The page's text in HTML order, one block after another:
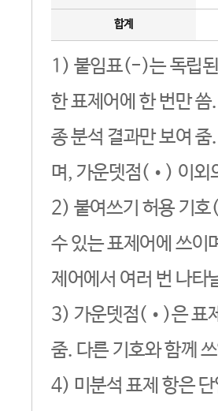
합계
1) 붙임표(-)는 독립된
한 표제어에 한 번만
종 분석 결과만 보여
며, 가운뎃점(•) 이외
2) 붙여쓰기 허용 기호
수 있는 표제어에 쓰이
제어에서 여러 번 나타
3) 가운뎃점(•)은 표
줌. 다른 기호와 함께
4) 미분석 표제 항은